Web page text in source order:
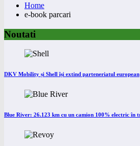
Home
e-book parcari
Noutati
DKV Mobility și Shell își extind parteneriatul european
Blue River: 26.123 km cu un camion 100% electric în